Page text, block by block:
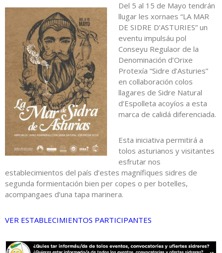
Del 5 al 15 de Mayo tendrán
llugar les xornaes “LA MAR
DE SIDRE D’ASTURIES” un
eventu impulsáu pol
Conseyu Regulaor de la
Denominación d’Orixe
Protexía “Sidre d’Asturies”
en collaboración colos
llagares de Sidre Natural
d’Espolleta acoyíos a esta
marca de calidá diferenciada.
Esta iniciativa permitirá a
tolos asturianos y visitantes
esfrutar nos
establecimientos del país d’estes magnífiques sidres de
segunda formientación bien per copes o per botelles,
acompangaes d’una tapa marinera.
VER ESTABLECIMIENTOS PARTICIPANTES